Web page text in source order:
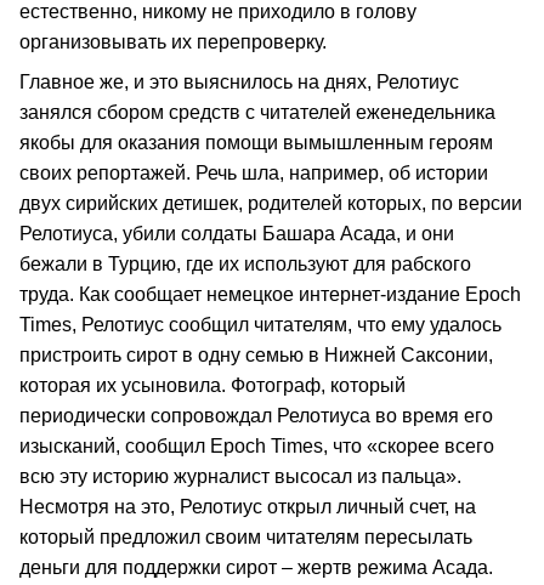
естественно, никому не приходило в голову
организовывать их перепроверку.
Главное же, и это выяснилось на днях, Релотиус
занялся сбором средств с читателей еженедельника
якобы для оказания помощи вымышленным героям
своих репортажей. Речь шла, например, об истории
двух сирийских детишек, родителей которых, по версии
Релотиуса, убили солдаты Башара Асада, и они
бежали в Турцию, где их используют для рабского
труда. Как сообщает немецкое интернет-издание Epoch
Times, Релотиус сообщил читателям, что ему удалось
пристроить сирот в одну семью в Нижней Саксонии,
которая их усыновила. Фотограф, который
периодически сопровождал Релотиуса во время его
изысканий, сообщил Epoch Times, что «скорее всего
всю эту историю журналист высосал из пальца».
Несмотря на это, Релотиус открыл личный счет, на
который предложил своим читателям пересылать
деньги для поддержки сирот – жертв режима Асада.